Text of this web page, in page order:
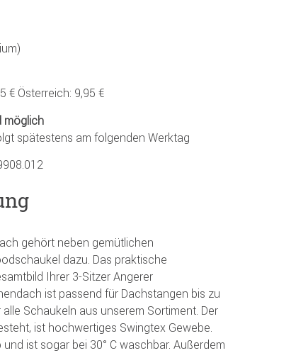
€ Österreich: 9,95 €
möglich
spätestens am folgenden Werktag
gehört neben gemütlichen
dazu. Das praktische
Ihrer 3-Sitzer Angerer
ist passend für Dachstangen bis zu
Schaukeln aus unserem Sortiment. Der
ist hochwertiges Swingtex Gewebe.
ist sogar bei 30° C waschbar. Außerdem